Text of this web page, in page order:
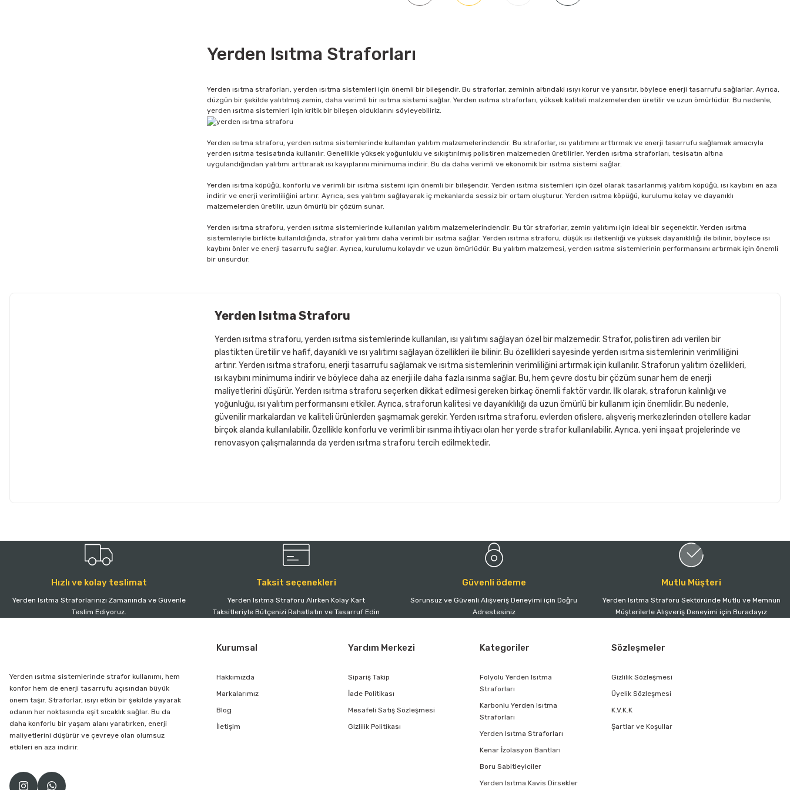
Yerden Isıtma Straforları
Yerden ısıtma straforları, yerden ısıtma sistemleri için önemli bir bileşendir. Bu straforlar, zeminin altındaki ısıyı korur ve yansıtır, böylece enerji tasarrufu sağlarlar. Ayrıca,
düzgün bir şekilde yalıtılmış zemin, daha verimli bir ısıtma sistemi sağlar. Yerden ısıtma straforları, yüksek kaliteli malzemelerden üretilir ve uzun ömürlüdür. Bu nedenle,
yerden ısıtma sistemleri için kritik bir bileşen olduklarını söyleyebiliriz.
Yerden ısıtma straforu, yerden ısıtma sistemlerinde kullanılan yalıtım malzemelerindendir. Bu straforlar, ısı yalıtımını arttırmak ve enerji tasarrufu sağlamak amacıyla
yerden ısıtma tesisatında kullanılır. Genellikle yüksek yoğunluklu ve sıkıştırılmış polistiren malzemeden üretilirler. Yerden ısıtma straforları, tesisatın altına
uygulandığından yalıtımı arttırarak ısı kayıplarını minimuma indirir. Bu da daha verimli ve ekonomik bir ısıtma sistemi sağlar.
Yerden ısıtma köpüğü, konforlu ve verimli bir ısıtma sistemi için önemli bir bileşendir. Yerden ısıtma sistemleri için özel olarak tasarlanmış yalıtım köpüğü, ısı kaybını en aza
indirir ve enerji verimliliğini artırır. Ayrıca, ses yalıtımı sağlayarak iç mekanlarda sessiz bir ortam oluşturur. Yerden ısıtma köpüğü, kurulumu kolay ve dayanıklı
malzemelerden üretilir, uzun ömürlü bir çözüm sunar.
Yerden ısıtma straforu, yerden ısıtma sistemlerinde kullanılan yalıtım malzemelerindendir. Bu tür straforlar, zemin yalıtımı için ideal bir seçenektir. Yerden ısıtma
sistemleriyle birlikte kullanıldığında, strafor yalıtımı daha verimli bir ısıtma sağlar. Yerden ısıtma straforu, düşük ısı iletkenliği ve yüksek dayanıklılığı ile bilinir, böylece ısı
kaybını önler ve enerji tasarrufu sağlar. Ayrıca, kurulumu kolaydır ve uzun ömürlüdür. Bu yalıtım malzemesi, yerden ısıtma sistemlerinin performansını artırmak için önemli
bir unsurdur.
Yerden Isıtma Straforu
Yerden ısıtma straforu, yerden ısıtma sistemlerinde kullanılan, ısı yalıtımı sağlayan özel bir malzemedir. Strafor, polistiren adı verilen bir
plastikten üretilir ve hafif, dayanıklı ve ısı yalıtımı sağlayan özellikleri ile bilinir. Bu özellikleri sayesinde yerden ısıtma sistemlerinin verimliliğini
artırır. Yerden ısıtma straforu, enerji tasarrufu sağlamak ve ısıtma sistemlerinin verimliliğini artırmak için kullanılır. Straforun yalıtım özellikleri,
ısı kaybını minimuma indirir ve böylece daha az enerji ile daha fazla ısınma sağlar. Bu, hem çevre dostu bir çözüm sunar hem de enerji
maliyetlerini düşürür. Yerden ısıtma straforu seçerken dikkat edilmesi gereken birkaç önemli faktör vardır. İlk olarak, straforun kalınlığı ve
yoğunluğu, ısı yalıtım performansını etkiler. Ayrıca, straforun kalitesi ve dayanıklılığı da uzun ömürlü bir kullanım için önemlidir. Bu nedenle,
güvenilir markalardan ve kaliteli ürünlerden şaşmamak gerekir. Yerden ısıtma straforu, evlerden ofislere, alışveriş merkezlerinden otellere kadar
birçok alanda kullanılabilir. Özellikle konforlu ve verimli bir ısınma ihtiyacı olan her yerde strafor kullanılabilir. Ayrıca, yeni inşaat projelerinde ve
renovasyon çalışmalarında da yerden ısıtma straforu tercih edilmektedir.
Hızlı ve kolay teslimat
Yerden Isıtma Straforlarınızı Zamanında ve Güvenle
Teslim Ediyoruz.
Taksit seçenekleri
Yerden Isıtma Straforu Alırken Kolay Kart
Taksitleriyle Bütçenizi Rahatlatın ve Tasarruf Edin
Güvenli ödeme
Sorunsuz ve Güvenli Alışveriş Deneyimi için Doğru
Adrestesiniz
Mutlu Müşteri
Yerden Isıtma Straforu Sektöründe Mutlu ve Memnun
Müşterilerle Alışveriş Deneyimi için Buradayız
Yerden ısıtma sistemlerinde strafor kullanımı, hem
konfor hem de enerji tasarrufu açısından büyük
önem taşır. Straforlar, ısıyı etkin bir şekilde yayarak
odanın her noktasında eşit sıcaklık sağlar. Bu da
daha konforlu bir yaşam alanı yaratırken, enerji
maliyetlerini düşürür ve çevreye olan olumsuz
etkileri en aza indirir.
Kurumsal
Hakkımızda
Markalarımız
Blog
İletişim
Yardım Merkezi
Sipariş Takip
İade Politikası
Mesafeli Satış Sözleşmesi
Gizlilik Politikası
Kategoriler
Folyolu Yerden Isıtma
Straforları
Karbonlu Yerden Isıtma
Straforları
Yerden Isıtma Straforları
Kenar İzolasyon Bantları
Boru Sabitleyiciler
Yerden Isıtma Kavis Dirsekler
Sözleşmeler
Gizlilik Sözleşmesi
Üyelik Sözleşmesi
K.V.K.K
Şartlar ve Koşullar